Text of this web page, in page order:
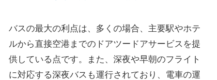
バスの最大の利点は、多くの場合、主要駅やホテ
ルから直接空港までのドアツードアサービスを提
供している点です。また、深夜や早朝のフライト
に対応する深夜バスも運行されており、電車の運